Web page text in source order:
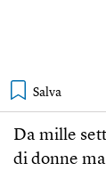
Da mille
di donne